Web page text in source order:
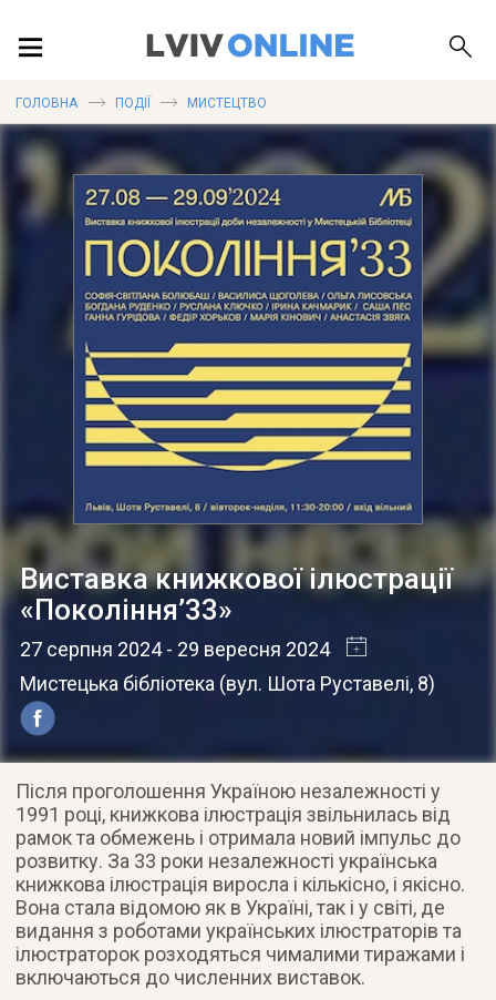
ЛОКАЦІЇ
ПУБЛІКАЦІЇ
ДОВІДКА
ГОЛОВНА ПОДІЇ МИСТЕЦТВО
Виставка книжкової ілюстрації
«Покоління’33»
27 серпня 2024- 29 вересня 2024
Мистецька бібліотека (вул. Шота Руставелі, 8)
Після проголошення Україною незалежності у
1991 році, книжкова ілюстрація звільнилась від
рамок та обмежень і отримала новий імпульс до
розвитку. За 33 роки незалежності українська
книжкова ілюстрація виросла і кількісно, і якісно.
Вона стала відомою як в Україні, так і у світі, де
видання з роботами українських ілюстраторів та
ілюстраторок розходяться чималими тиражами і
включаються до численних виставок.